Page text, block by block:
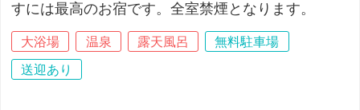
すには最高のお宿です。全室禁煙となります。
大浴場 温泉 露天風呂
無料駐車場
送迎あり